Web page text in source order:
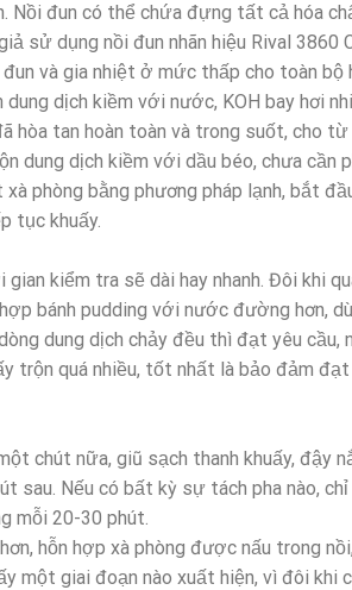
Nồi đun có thể chứa đựng tất cả hóa
sử dụng nồi đun nhãn hiệu Rival 3860
và gia nhiệt ở mức thấp cho toàn
dịch kiềm với nước, KOH bay hơi
hòa tan hoàn toàn và trong suốt, cho
dung dịch kiềm với dầu béo, chưa cần
phòng bằng phương pháp lạnh, bắt
tục khuấy.
kiểm tra sẽ dài hay nhanh. Đôi khi
bánh pudding với nước đường hơn,
dung dịch chảy đều thì đạt yêu
trộn quá nhiều, tốt nhất là bảo đảm
chút nữa, giũ sạch thanh khuấy, đậy
sau. Nếu có bất kỳ sự tách pha nào,
mỗi 20-30 phút.
hỗn hợp xà phòng được nấu trong
một giai đoạn nào xuất hiện, vì đôi khi